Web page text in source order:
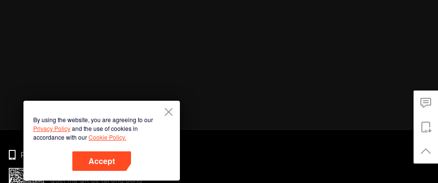
By using the website, you are agreeing to our
Privacy Policyand the use of cookies in
accordance with ourCookie Policy.
Accept
Phone
Quét mã QR để tải ứng dụng